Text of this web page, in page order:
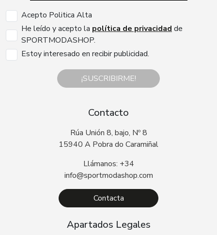
Acepto Politica Alta
He leído y acepto la política de privacidad de
SPORTMODASHOP.
Estoy interesado en recibir publicidad.
¡SUSCRIBIRME!
Contacto
Rúa Unión 8, bajo, Nº 8
15940 A Pobra do Caramiñal
Llámanos: +34
info@sportmodashop.com
Contacta
Apartados Legales